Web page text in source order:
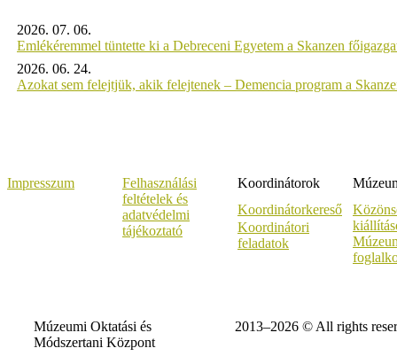
2026. 07. 06.
Emlékéremmel tüntette ki a Debreceni Egyetem a Skanzen
2026. 06. 24.
Azokat sem felejtjük, akik felejtenek – Demencia program a
Impresszum
Felhasználási
feltételek és
adatvédelmi
tájékoztató
Koordinátorok
Koordinátorkereső
Koordinátori
feladatok
Múzeumi Oktatási és
Módszertani Központ
2013–2026 © All rights